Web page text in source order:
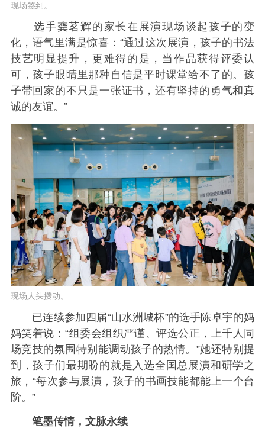
现场签到。
选手龚茗辉的家长在展演现场谈起孩子的变
化，语气里满是惊喜：“通过这次展演，孩子的书法
技艺明显提升，更难得的是，当作品获得评委认
可，孩子眼睛里那种自信是平时课堂给不了的。孩
子带回家的不只是一张证书，还有坚持的勇气和真
诚的友谊。”
现场人头攒动。
已连续参加四届“山水洲城杯”的选手陈卓宇的妈
妈笑着说：“组委会组织严谨、评选公正，上千人同
场竞技的氛围特别能调动孩子的热情。”她还特别提
到，孩子们最期盼的就是入选全国总展演和研学之
旅，“每次参与展演，孩子的书画技能都能上一个台
阶。”
笔墨传情，文脉永续